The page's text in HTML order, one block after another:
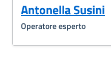
Antonella Susini
Operatore esperto